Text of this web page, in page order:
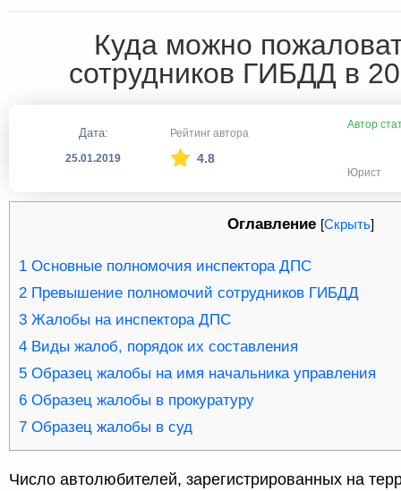
Куда можно
сотрудников ГИБДД в
Дата:
25.01.2019
Рейтинг автора
4.8
Автор
Юрист
Оглавление [Скрыть]
1 Основные полномочия инспектора ДПС
2 Превышение полномочий сотрудников ГИБДД
3 Жалобы на инспектора ДПС
4 Виды жалоб, порядок их составления
5 Образец жалобы на имя начальника управления
6 Образец жалобы в прокуратуру
7 Образец жалобы в суд
Число автолюбителей, зарегистрированных на